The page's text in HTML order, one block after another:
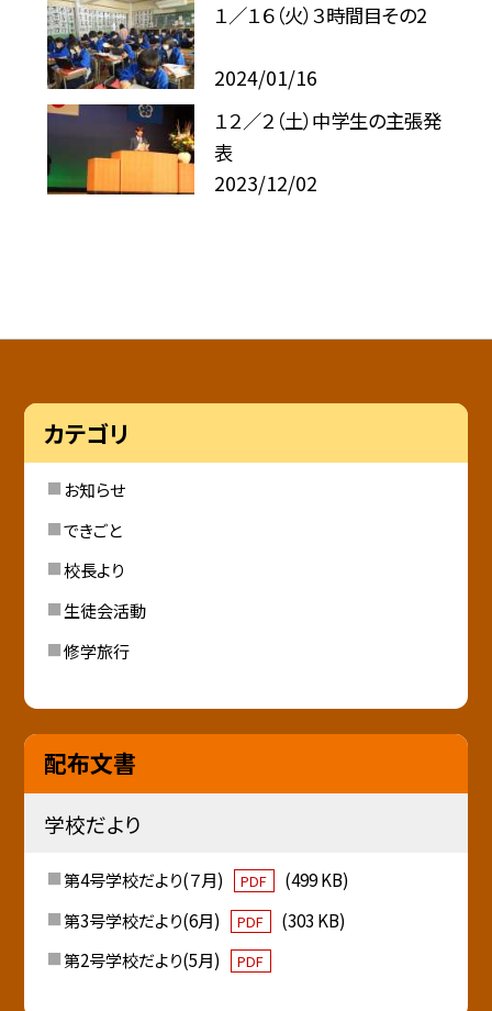
１／１６（火）３時間目その2
2024/01/16
１２／２（土）中学生の主張発
表
2023/12/02
カテゴリ
お知らせ
できごと
校長より
生徒会活動
修学旅行
配布文書
学校だより
第4号学校だより(７月) PDF
(499 KB)
第3号学校だより(6月)
PDF
(303 KB)
第2号学校だより(5月)
PDF